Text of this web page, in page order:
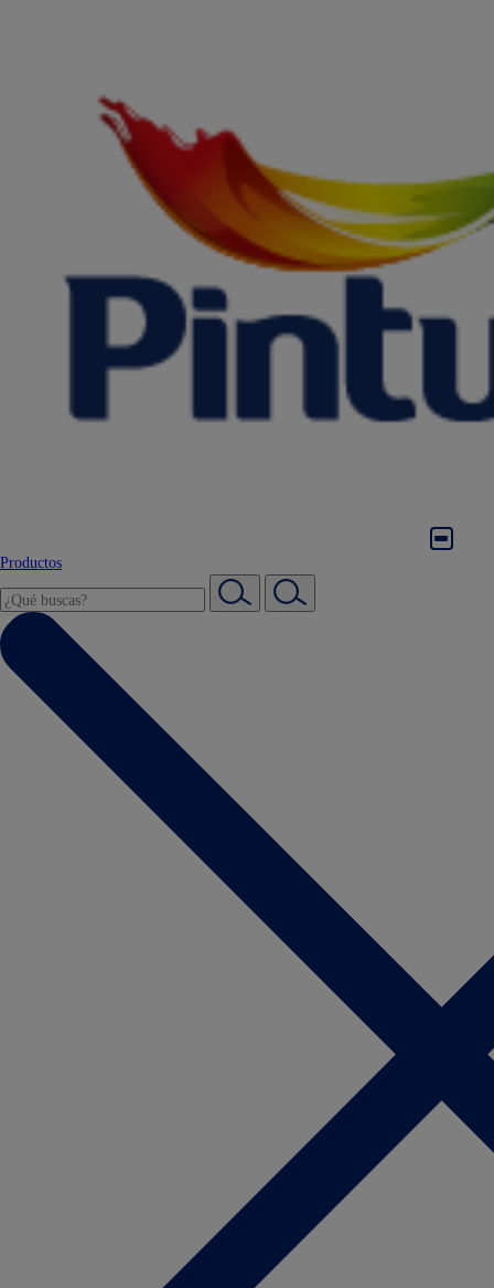
Productos